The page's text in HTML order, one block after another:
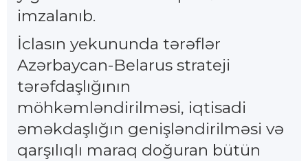
imzalanıb.
İclasın yekununda tərəflər
Azərbaycan-Belarus strateji
tərəfdaşlığının
möhkəmləndirilməsi, iqtisadi
əməkdaşlığın genişləndirilməsi və
qarşılıqlı maraq doğuran bütün